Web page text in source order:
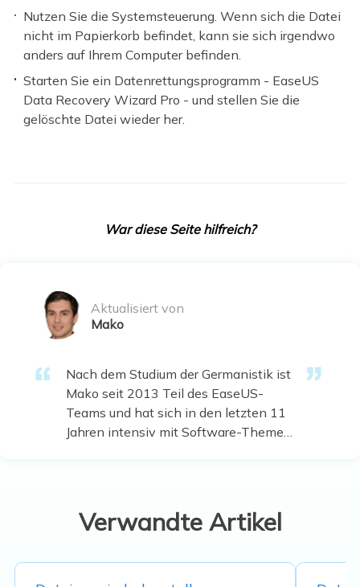
Nutzen Sie die Systemsteuerung. Wenn sich die Datei
nicht im Papierkorb befindet, kann sie sich irgendwo
anders auf Ihrem Computer befinden.
Starten Sie ein Datenrettungsprogramm - EaseUS
Data Recovery Wizard Pro - und stellen Sie die
gelöschte Datei wieder her.
War diese Seite hilfreich?
Aktualisiert von
Mako
Nach dem Studium der Germanistik ist
Mako seit 2013 Teil des EaseUS-
Teams und hat sich in den letzten 11
Jahren intensiv mit Software-Themen
Multimedia-Software. …
Verwandte Artikel